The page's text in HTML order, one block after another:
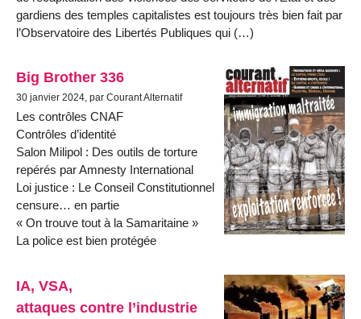
gardiens des temples capitalistes est toujours très bien fait par
l’Observatoire des Libertés Publiques qui (…)
Big Brother 336
30 janvier 2024, par Courant Alternatif
Les contrôles CNAF
Contrôles d’identité
Salon Milipol : Des outils de torture
repérés par Amnesty International
Loi justice : Le Conseil Constitutionnel
censure… en partie
« On trouve tout à la Samaritaine »
La police est bien protégée
IA, VSA,
attaques contre l’industrie